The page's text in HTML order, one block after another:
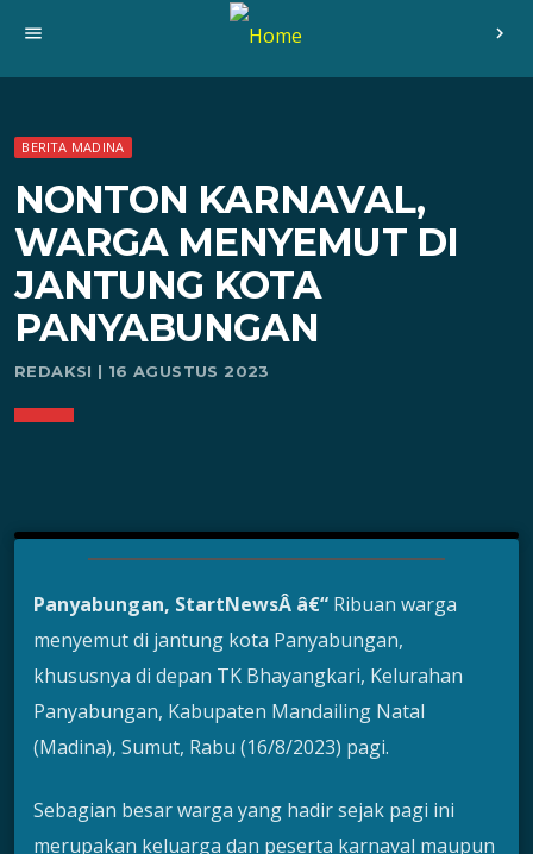
menu chevron_right
BERITA MADINA
NONTON KARNAVAL,
WARGA MENYEMUT DI
JANTUNG KOTA
PANYABUNGAN
REDAKSI | 16 AGUSTUS 2023
Panyabungan, StartNewsÂ â€“ Ribuan warga
menyemut di jantung kota Panyabungan,
khususnya di depan TK Bhayangkari, Kelurahan
Panyabungan, Kabupaten Mandailing Natal
(Madina), Sumut, Rabu (16/8/2023) pagi.
Sebagian besar warga yang hadir sejak pagi ini
merupakan keluarga dan peserta karnaval maupun